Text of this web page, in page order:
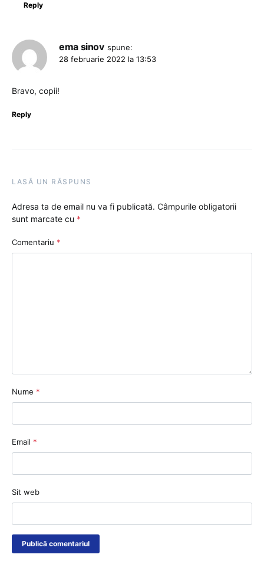
Reply
ema sinov spune:
28 februarie 2022 la 13:53
Bravo, copii!
Reply
LASĂ UN RĂSPUNS
Adresa ta de email nu va fi publicată. Câmpurile obligatorii
sunt marcate cu *
Comentariu *
Nume *
Email *
Sit web